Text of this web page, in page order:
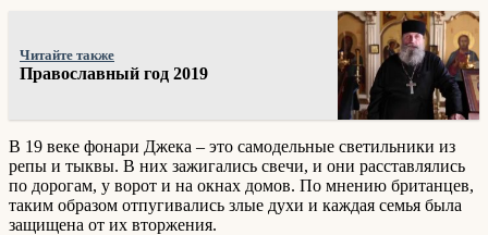
Читайте также
Православный год 2019
В 19 веке фонари Джека – это самодельные светильники из
репы и тыквы. В них зажигались свечи, и они расставлялись
по дорогам, у ворот и на окнах домов. По мнению британцев,
таким образом отпугивались злые духи и каждая семья была
защищена от их вторжения.